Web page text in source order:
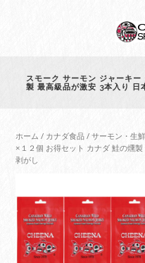
スモーク サーモン ジャーキ
製 最高級品が激安 3本入り 日
ホーム / カナダ食品 /サーモン・生
×１２個 お得セット カナダ 鮭の燻
剥がし